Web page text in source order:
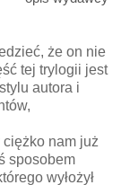
że on nie
tej trylogii jest
autora i
nam już
sposobem
wyłożył